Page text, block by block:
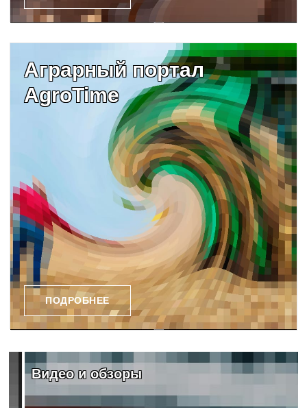
Аграрный портал
AgroTime
ПОДРОБНЕЕ
Видео и обзоры